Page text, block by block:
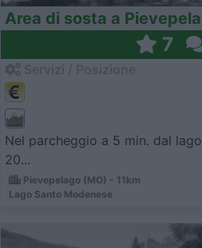
Area di sosta a
7
Nel parcheggio a 5 min. dal
20...
Pievepelago (MO) - 11km
Lago Santo Modenese